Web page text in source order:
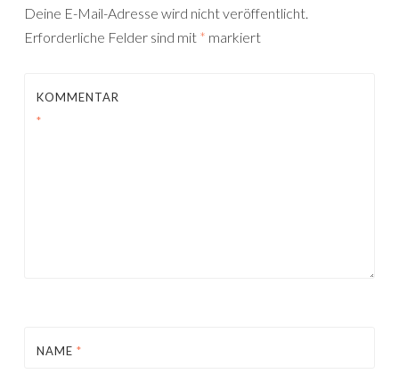
Deine E-Mail-Adresse wird nicht veröffentlicht.
Erforderliche Felder sind mit * markiert
KOMMENTAR
*
NAME *